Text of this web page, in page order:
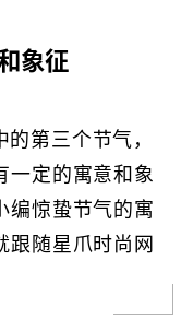
象征
第三个节气，
一定的寓意和象
编惊蛰节气的寓
跟随星爪时尚网